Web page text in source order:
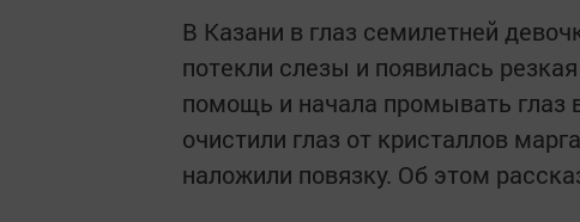
В Казани в глаз семилетней
потекли слезы и появилась
помощь и начала промывать
очистили глаз от кристаллов
наложили повязку. Об этом